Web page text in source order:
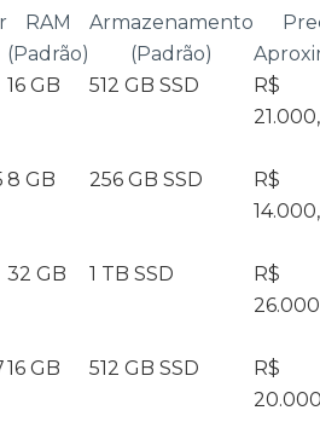
RAM
(Padrão)
Armazenamento
(Padrão)
16 GB 512 GB SSD
R$
8 GB 256 GB SSD
R$
32 GB 1 TB SSD
R$
16 GB 512 GB SSD
R$